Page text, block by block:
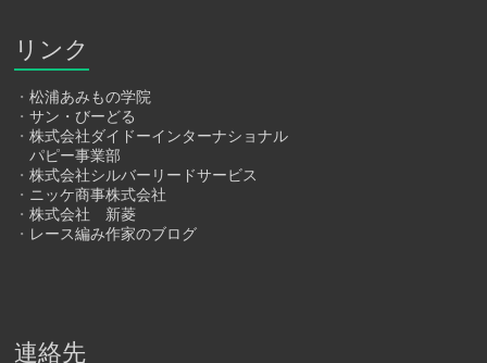
リンク
・松浦あみもの学院
・サン・びーどる
・株式会社ダイドーインターナショナル
パピー事業部
・株式会社シルバーリードサービス
・ ニッケ商事株式会社
・株式会社 新菱
・ レース編み作家のブログ
連絡先